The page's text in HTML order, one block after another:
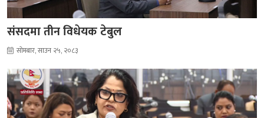
संसदमा तीन विधेयक टेबुल
सोमबार, साउन २५, २०८३